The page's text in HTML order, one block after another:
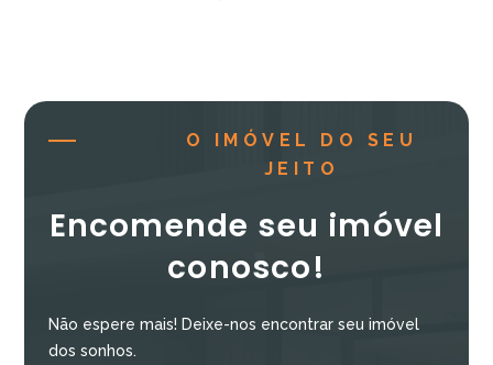
O IMÓVEL DO SEU
JEITO
Encomende seu imóvel
conosco!
Não espere mais! Deixe-nos encontrar seu imóvel
dos sonhos.